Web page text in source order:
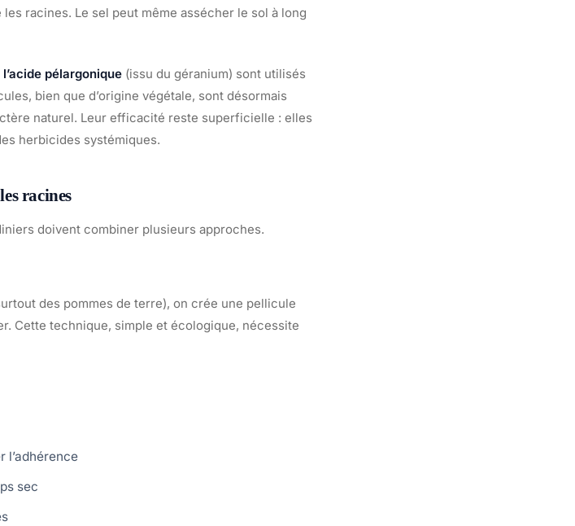
racines. Le sel peut même assécher le sol à long
l’acide pélargonique (issu du géranium) sont utilisés
bien que d’origine végétale, sont désormais
naturel. Leur efficacité reste superficielle : elles
herbicides systémiques.
racines
doivent combiner plusieurs approches.
des pommes de terre), on crée une pellicule
Cette technique, simple et écologique, nécessite
l’adhérence
sec